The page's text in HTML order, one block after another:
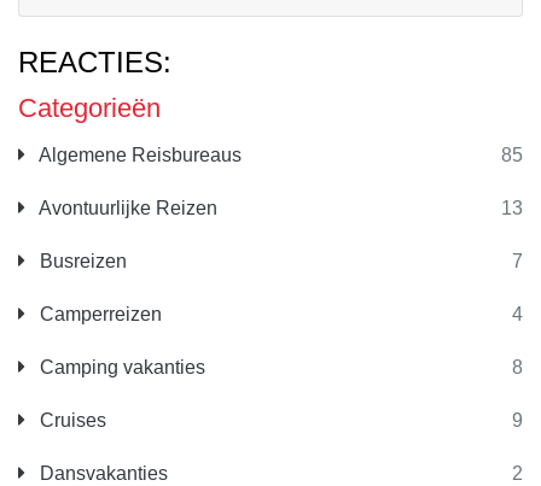
Categorieën
Algemene Reisbureaus 85
Avontuurlijke Reizen 13
Busreizen 7
Camperreizen 4
Camping vakanties 8
Cruises 9
Dansvakanties 2
REACTIES: